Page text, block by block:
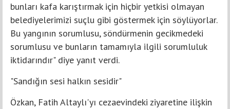
bunları kafa karıştırmak için hiçbir yetkisi olmayan
belediyelerimizi suçlu gibi göstermek için söylüyorlar.
Bu yangının sorumlusu, söndürmenin gecikmedeki
sorumlusu ve bunların tamamıyla ilgili sorumluluk
iktidarındır" diye yanıt verdi.
"Sandığın sesi halkın sesidir"
Özkan, Fatih Altaylı'yı cezaevindeki ziyaretine ilişkin